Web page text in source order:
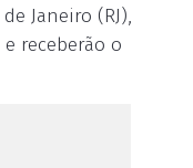
Janeiro (RJ),
receberão o